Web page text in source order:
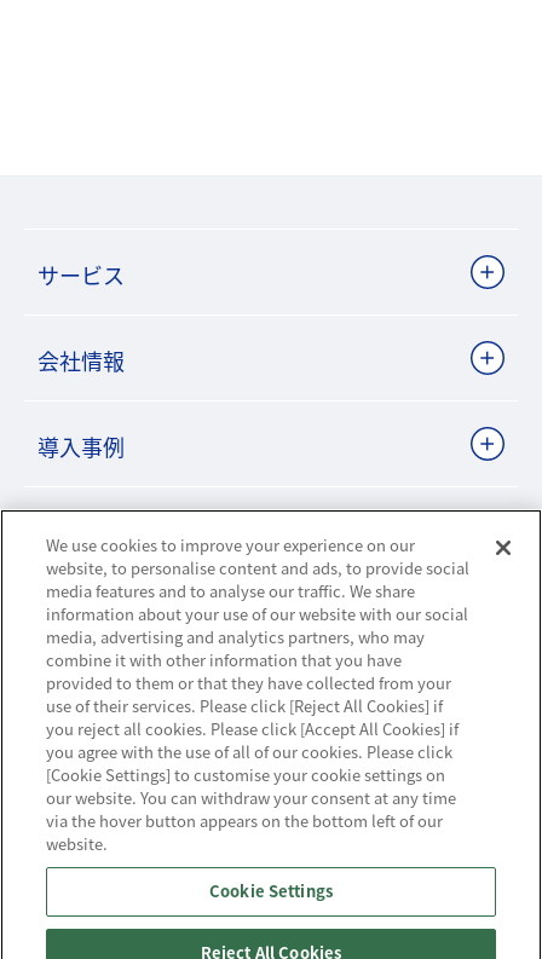
サービス
会社情報
導入事例
ビジネスパートナーサイト
ニュースリリース
お知らせ
お問い合わせ／サポート
ハウジング・クラウド・ストリーミングの
NTTスマートコネクト
We use cookies to improve your experience on our
website, to personalise content and ads, to provide social
media features and to analyse our traffic. We share
information about your use of our website with our social
media, advertising and analytics partners, who may
combine it with other information that you have
provided to them or that they have collected from your
use of their services. Please click [Reject All Cookies] if
you reject all cookies. Please click [Accept All Cookies] if
you agree with the use of all of our cookies. Please click
[Cookie Settings] to customise your cookie settings on
our website. You can withdraw your consent at any time
via the hover button appears on the bottom left of our
website.
Cookie Settings
Reject All Cookies